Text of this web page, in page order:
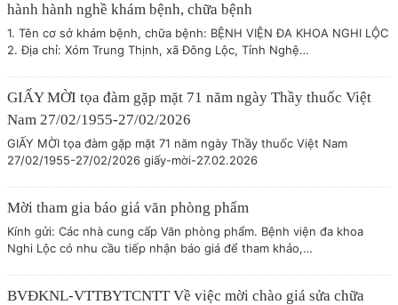
hành hành nghề khám bệnh, chữa bệnh
1. Tên cơ sở khám bệnh, chữa bệnh: BỆNH VIỆN ĐA KHOA NGHI LỘC
2. Địa chỉ: Xóm Trung Thịnh, xã Đông Lộc, Tỉnh Nghệ…
GIẤY MỜI tọa đàm gặp mặt 71 năm ngày Thầy thuốc Việt
Nam 27/02/1955-27/02/2026
GIẤY MỜI tọa đàm gặp mặt 71 năm ngày Thầy thuốc Việt Nam
27/02/1955-27/02/2026 giấy-mời-27.02.2026
Mời tham gia báo giá văn phòng phẩm
Kính gửi: Các nhà cung cấp Văn phòng phẩm. Bệnh viện đa khoa
Nghi Lộc có nhu cầu tiếp nhận báo giá để tham khảo,…
BVĐKNL-VTTBYTCNTT Về việc mời chào giá sửa chữa